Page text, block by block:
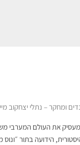
מעסיק את העולם המערבי
הידועה בתור